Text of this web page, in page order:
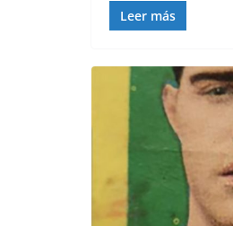
Leer más